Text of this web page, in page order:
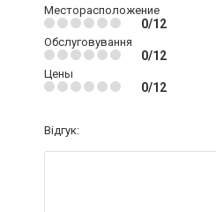
Месторасположение
0/12
Обслуговування
0/12
Цены
0/12
Відгук: